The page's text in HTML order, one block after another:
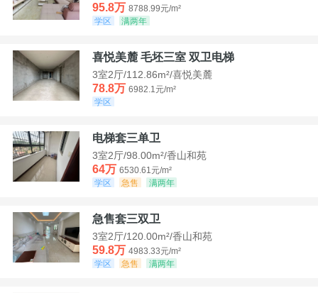
95.8万 8788.99元/m²
学区
满两年
喜悦美麓 毛坯三室 双卫电梯
3室2厅/112.86m²/喜悦美麓
78.8万 6982.1元/m²
学区
电梯套三单卫
3室2厅/98.00m²/香山和苑
64万 6530.61元/m²
学区
急售 满两年
急售套三双卫
3室2厅/120.00m²/香山和苑
59.8万 4983.33元/m²
学区
急售 满两年